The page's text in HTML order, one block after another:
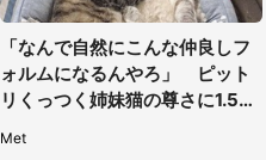
「なんで自然にこんな仲良しフ
ォルムになるんやろ」 ピット
リくっつく姉妹猫の尊さに1.5万
Met